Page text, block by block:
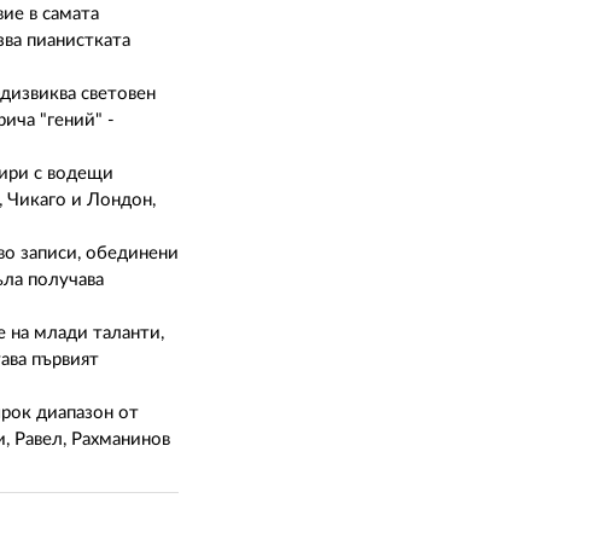
в самата
пианистката
световен
"гений" -
с водещи
Чикаго и Лондон,
записи, обединени
получава
на млади таланти,
първият
диапазон от
Равел, Рахманинов